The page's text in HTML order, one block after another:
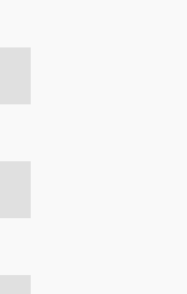
規程準則及各
構換發或予
管理人或其他代
檢組，分三課
販賣場所，